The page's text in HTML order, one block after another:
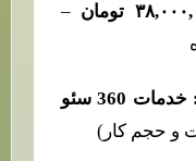
–
و حجم کار)